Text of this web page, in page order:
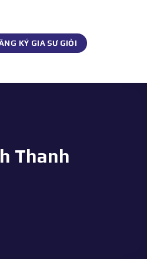
KÝ GIA SƯ GIỎI
Thanh